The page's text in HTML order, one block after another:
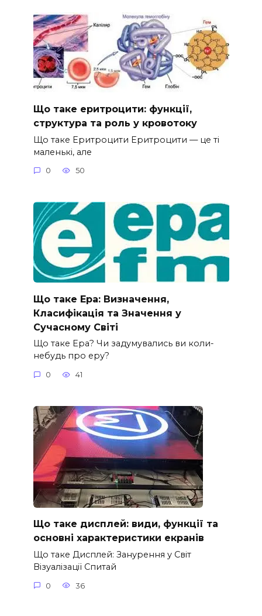
Що таке еритроцити: функції,
структура та роль у кровотоку
Що таке Еритроцити Еритроцити — це ті
маленькі, але
0 50
Що таке Ера: Визначення,
Класифікація та Значення у
Сучасному Світі
Що таке Ера? Чи задумувались ви коли-
небудь про еру?
0 41
Що таке дисплей: види, функції та
основні характеристики екранів
Що таке Дисплей: Занурення у Світ
Візуалізації Спитай
0 36